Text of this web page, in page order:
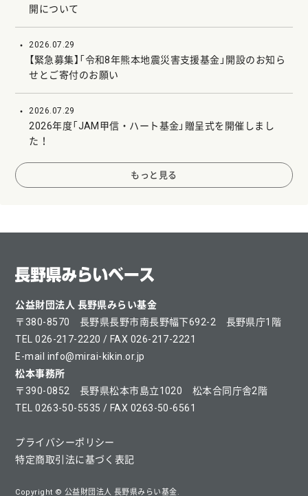
開について
2026.07.29
【緊急募集】「令和8年熊本地震災害支援基金」開設のお知ら
せとご寄付のお願い
2026.07.29
2026年度「JAM甲信・ハート基金」贈呈式を開催しまし
た！
もっと見る
公益財団法人 長野県みらい基金
〒380-8570 長野県長野市南長野幅下692-2 長野県庁1階
TEL 026-217-2220 / FAX 026-217-2221
E-mail info@mirai-kikin.or.jp
松本事務所
〒390-0852 長野県松本市島立1020 松本合同庁舎2階
TEL 0263-50-5535 / FAX 0263-50-6561
プライバシーポリシー
特定商取引法に基づく表記
Copyright © 公益財団法人 長野県みらい基金.